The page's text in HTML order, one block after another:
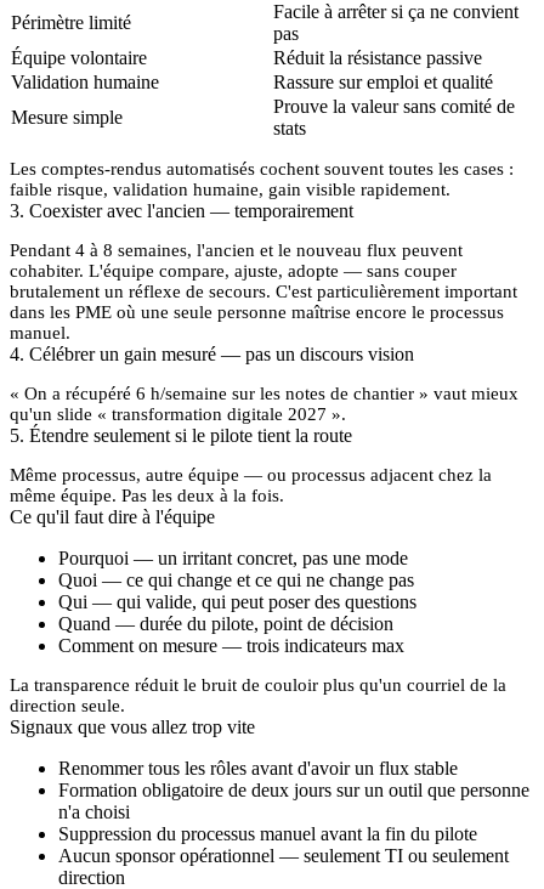
Périmètre limité
Facile à arrêter si ça ne convient
pas
Équipe volontaire
Réduit la résistance passive
Validation humaine
Rassure sur emploi et qualité
Mesure simple
Prouve la valeur sans comité de
stats
Les comptes-rendus automatisés cochent souvent toutes les cases :
faible risque, validation humaine, gain visible rapidement.
3. Coexister avec l'ancien — temporairement
Pendant 4 à 8 semaines, l'ancien et le nouveau flux peuvent
cohabiter. L'équipe compare, ajuste, adopte — sans couper
brutalement un réflexe de secours. C'est particulièrement important
dans les PME où une seule personne maîtrise encore le processus
manuel.
4. Célébrer un gain mesuré — pas un discours vision
« On a récupéré 6 h/semaine sur les notes de chantier » vaut mieux
qu'un slide « transformation digitale 2027 ».
5. Étendre seulement si le pilote tient la route
Même processus, autre équipe — ou processus adjacent chez la
même équipe. Pas les deux à la fois.
Ce qu'il faut dire à l'équipe
Pourquoi — un irritant concret, pas une mode
Quoi — ce qui change et ce qui ne change pas
Qui — qui valide, qui peut poser des questions
Quand — durée du pilote, point de décision
Comment on mesure — trois indicateurs max
La transparence réduit le bruit de couloir plus qu'un courriel de la
direction seule.
Signaux que vous allez trop vite
Renommer tous les rôles avant d'avoir un flux stable
Formation obligatoire de deux jours sur un outil que personne
n'a choisi
Suppression du processus manuel avant la fin du pilote
Aucun sponsor opérationnel — seulement TI ou seulement
direction